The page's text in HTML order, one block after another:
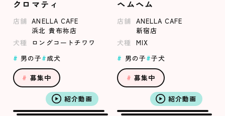
クロマティ
店舗 ANELLA CAFE
浜北 貴布祢店
犬種
ロングコートチワワ
男の子
成犬
募集中
ヘムヘム
店舗 ANELLA CAFE
新宿店
犬種
MIX
男の子
子犬
募集中
紹介動画 紹介動画